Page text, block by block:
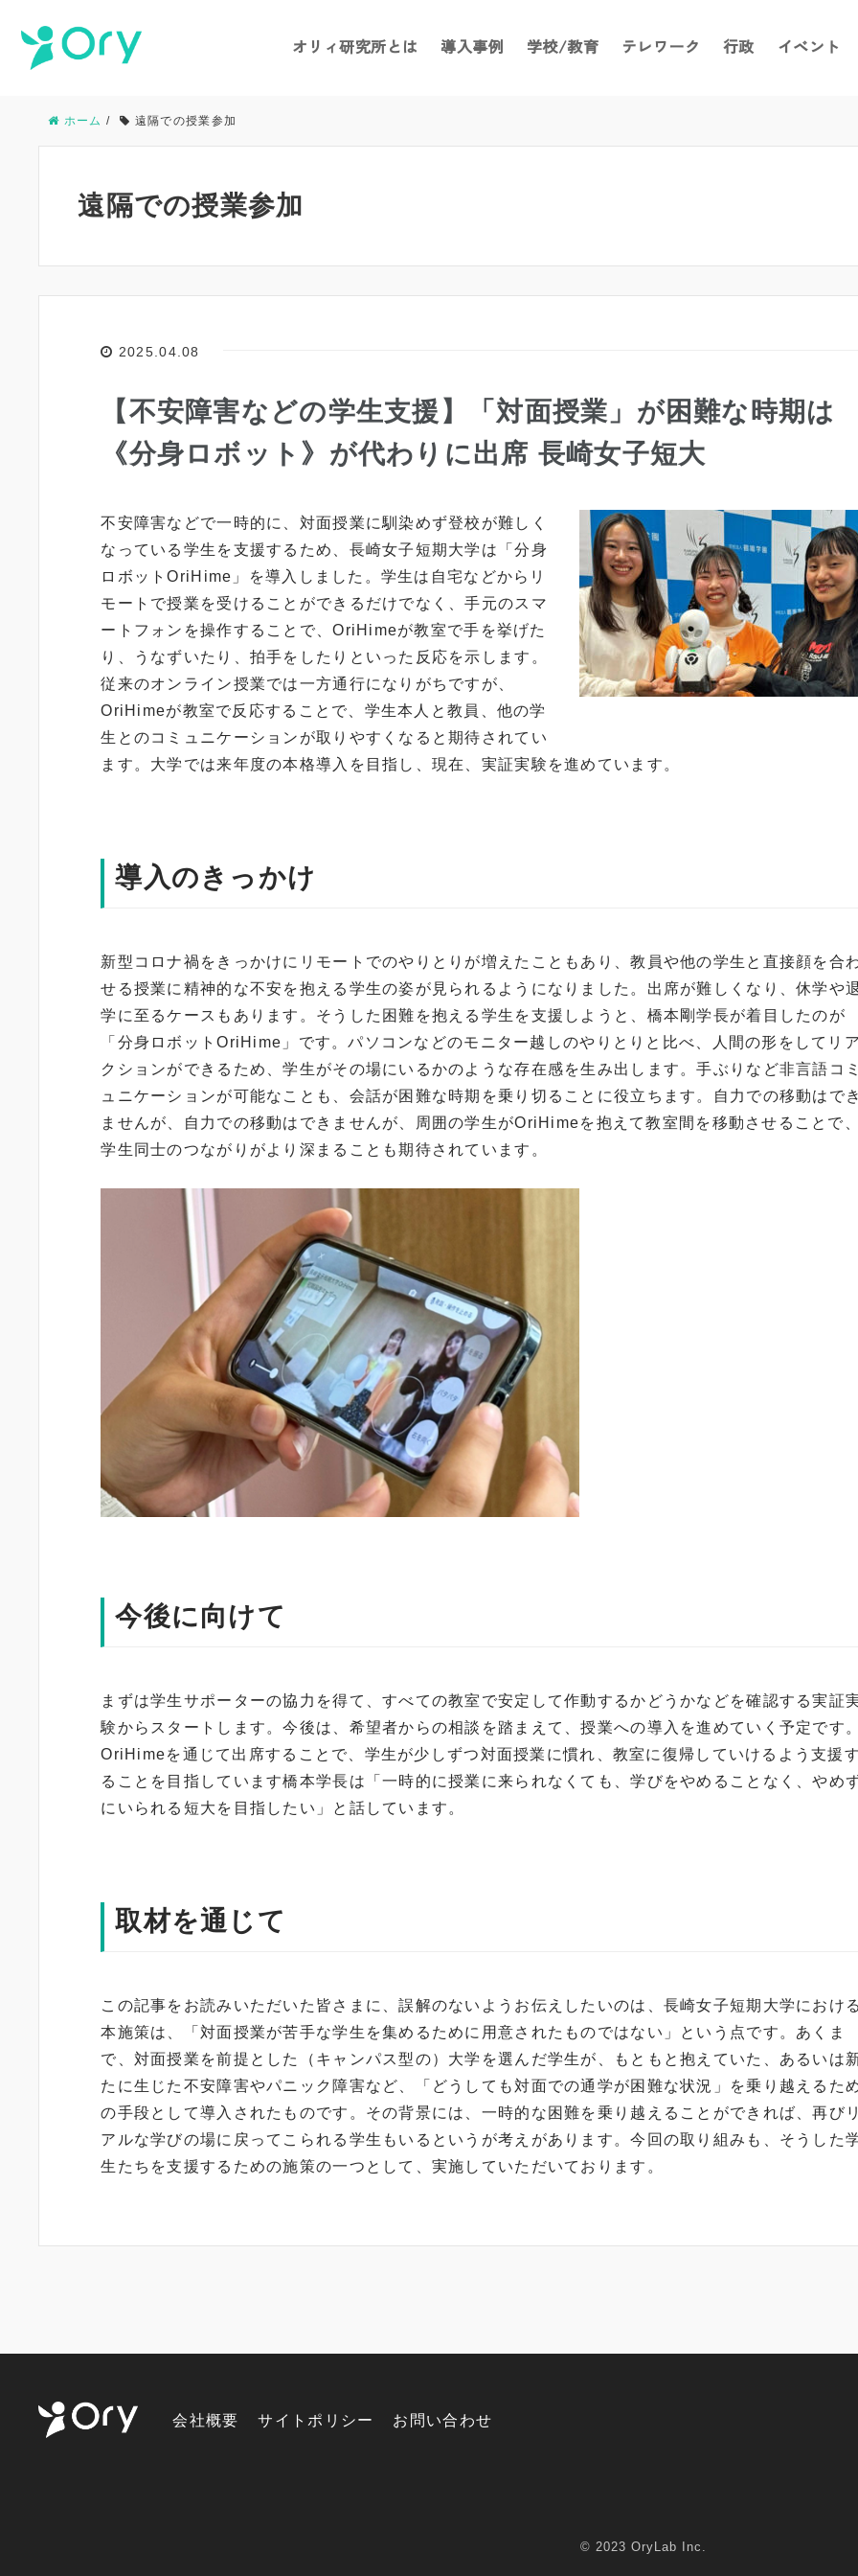
オリィ研究所とは 導入事例 学校/教育 テレワーク 行政 イベント
ホーム / 遠隔での授業参加
遠隔での授業参加
2025.04.08
【不安障害などの学生支援】「対面授業」が困難な時期は
《分身ロボット》が代わりに出席 長崎女子短大
不安障害などで一時的に、対面授業に馴染めず登校が難しく
なっている学生を支援するため、長崎女子短期大学は「分身
ロボットOriHime」を導入しました。学生は自宅などからリ
モートで授業を受けることができるだけでなく、手元のスマ
ートフォンを操作することで、OriHimeが教室で手を挙げた
り、うなずいたり、拍手をしたりといった反応を示します。
従来のオンライン授業では一方通行になりがちですが、
OriHimeが教室で反応することで、学生本人と教員、他の学
生とのコミュニケーションが取りやすくなると期待されてい
ます。大学では来年度の本格導入を目指し、現在、実証実験を進めています。
導入のきっかけ
新型コロナ禍をきっかけにリモートでのやりとりが増えたこともあり、教員や他の学生と直接顔を合
せる授業に精神的な不安を抱える学生の姿が見られるようになりました。出席が難しくなり、休学や
学に至るケースもあります。そうした困難を抱える学生を支援しようと、橋本剛学長が着目したのが
「分身ロボットOriHime」です。パソコンなどのモニター越しのやりとりと比べ、人間の形をしてリ
クションができるため、学生がその場にいるかのような存在感を生み出します。手ぶりなど非言語コ
ュニケーションが可能なことも、会話が困難な時期を乗り切ることに役立ちます。自力での移動はで
ませんが、自力での移動はできませんが、周囲の学生がOriHimeを抱えて教室間を移動させることで
学生同士のつながりがより深まることも期待されています。
今後に向けて
まずは学生サポーターの協力を得て、すべての教室で安定して作動するかどうかなどを確認する実証
験からスタートします。今後は、希望者からの相談を踏まえて、授業への導入を進めていく予定です
OriHimeを通じて出席することで、学生が少しずつ対面授業に慣れ、教室に復帰していけるよう支援
ることを目指しています橋本学長は「一時的に授業に来られなくても、学びをやめることなく、やめ
にいられる短大を目指したい」と話しています。
取材を通じて
この記事をお読みいただいた皆さまに、誤解のないようお伝えしたいのは、長崎女子短期大学におけ
本施策は、「対面授業が苦手な学生を集めるために用意されたものではない」という点です。あくま
で、対面授業を前提とした（キャンパス型の）大学を選んだ学生が、もともと抱えていた、あるいは
たに生じた不安障害やパニック障害など、「どうしても対面での通学が困難な状況」を乗り越えるた
の手段として導入されたものです。その背景には、一時的な困難を乗り越えることができれば、再び
アルな学びの場に戻ってこられる学生もいるというが考えがあります。今回の取り組みも、そうした
生たちを支援するための施策の一つとして、実施していただいております。
会社概要 サイトポリシー お問い合わせ
© 2023 OryLab Inc.